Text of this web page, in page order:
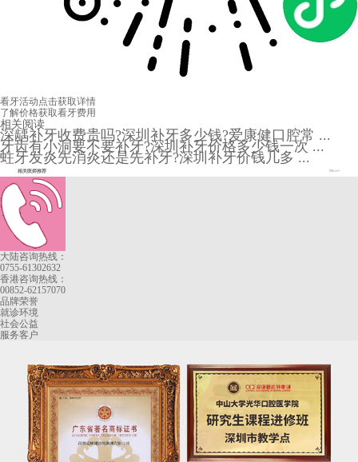
看牙活动点击获取详情
了解价格获取看牙费用
相关阅读
深龋补牙收费贵吗?深圳补牙多少钱?爱康健口腔常 ...
牙齿有小洞要不要补牙?深圳补牙价格多少钱一次 ...
蛀牙发炎先消炎还是先补牙?深圳补牙价钱几多 ...
相关医师推荐 More+
大陆咨询热线：
0755-61302632
香港咨询热线：
00852-62157070
品牌荣誉
就诊环境
社会公益
服务客户